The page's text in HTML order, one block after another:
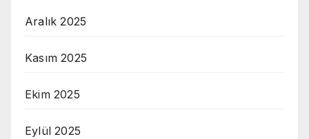
Aralık 2025
Kasım 2025
Ekim 2025
Eylül 2025